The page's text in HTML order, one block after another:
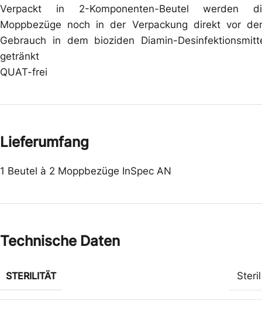
Verpackt in 2-Komponenten-Beutel werden
Moppbezüge noch in der Verpackung direkt vor
Gebrauch in dem bioziden Diamin-
getränkt
QUAT-frei
Lieferumfang
1 Beutel à 2 Moppbezüge InSpec AN
Technische Daten
STERILITÄT Steril